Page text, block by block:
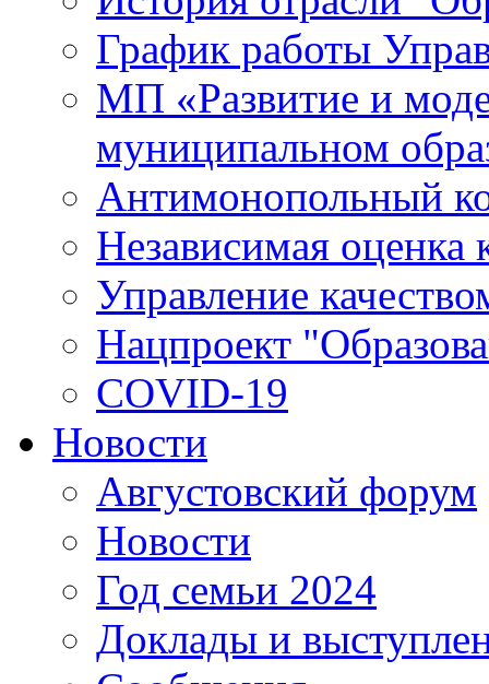
График работы
МП «Развитие и
муниципальном
Антимонопольный
Независимая оценка
Управление
Нацпроект
COVID-19
Новости
Августовский форум
Новости
Год семьи 2024
Доклады и